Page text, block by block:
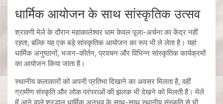
धार्मिक आयोजन के साथ सांस्कृतिक उत्सव
श्रावणी मेले के दौरान महाकालेश्वर धाम केवल पूजा-अर्चना का केंद्र नहीं
रहता, बल्कि यह एक बड़े सांस्कृतिक आयोजन का रूप भी ले लेता है। यहां
धार्मिक अनुष्ठानों, भजन-कीर्तन, प्रवचन और विभिन्न सांस्कृतिक कार्यक्रमों
का आयोजन किया जाता है।
स्थानीय कलाकारों को अपनी प्रतिभा दिखाने का अवसर मिलता है, वहीं
ग्रामीण संस्कृति और लोक परंपराओं की झलक भी देखने को मिलती है। मेले
में आने वाले श्रद्धालु धार्मिक अनुभव के साथ-साथ स्थानीय संस्कृति से भी